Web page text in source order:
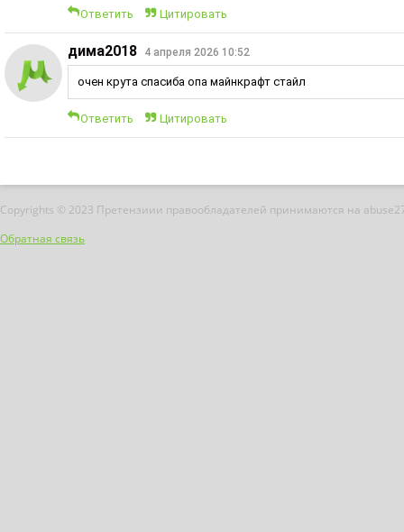
Ответить Цитировать
дима2018 4 апреля 2026 10:52
очен крута спасиба опа майнкрафт стайл
Ответить Цитировать
Copyrights © 2023 Претензиии правообладателей принимаются на
Обратная связь